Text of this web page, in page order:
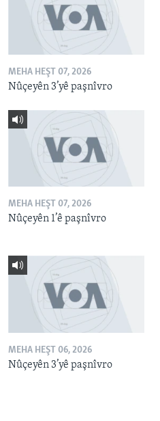
Zimanên Din
MEHA HEŞT 07, 2026
Nûçeyên 3’yê paşnîvro
MEHA HEŞT 07, 2026
Nûçeyên 1’ê paşnîvro
MEHA HEŞT 06, 2026
Nûçeyên 3’yê paşnîvro